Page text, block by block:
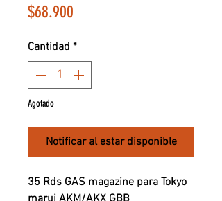
$68.900
Cantidad *
Agotado
Notificar al estar disponible
35 Rds GAS magazine para Tokyo